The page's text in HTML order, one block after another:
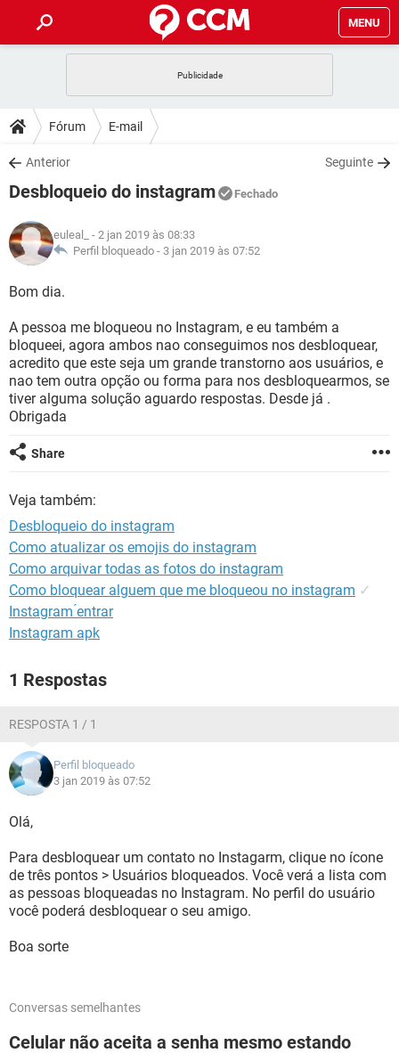
MENU
CELULAR
OUTLOOK
INSTAGRAM GMAIL
GUIA DE COMPRAS
DICAS
JOGOS
INSTAGRAM
GUIA DE COMPRAS
DOWNLOADS
JOGOS WHATSAPP
CELULAR
OUTLOOK EXCEL
INSTAGRAM
JOGOS
CELULAR
OUTLOOK
INSTAGRAM GMAIL
GUIA DE COMPRAS
GLOSSÁRIO
JOGOS
OUTLOOK EXCEL
INSTAGRAM
GUIA DE COMPRAS
Fórum E-mail
Anterior Seguinte
Desbloqueio do instagram Fechado
euleal_
- 2 jan 2019 às 08:33
Perfil bloqueado - 3 jan 2019 às 07:52
Bom dia.
A pessoa me bloqueou no Instagram, e eu também a
bloqueei, agora ambos nao conseguimos nos desbloquear,
acredito que este seja um grande transtorno aos usuários, e
nao tem outra opção ou forma para nos desbloquearmos, se
tiver alguma solução aguardo respostas. Desde já .
Obrigada
Share
Veja também:
Desbloqueio do instagram
Como atualizar os emojis do instagram
Como arquivar todas as fotos do instagram
Como bloquear alguem que me bloqueou no instagram ✓
Instagram ́entrar
Instagram apk
1 Respostas
RESPOSTA 1 / 1
Perfil bloqueado
3 jan 2019 às 07:52
Olá,
Para desbloquear um contato no Instagarm, clique no ícone
de três pontos > Usuários bloqueados. Você verá a lista com
as pessoas bloqueadas no Instagram. No perfil do usuário
você poderá desbloquear o seu amigo.
Boa sorte
Conversas semelhantes
Celular não aceita a senha mesmo estando